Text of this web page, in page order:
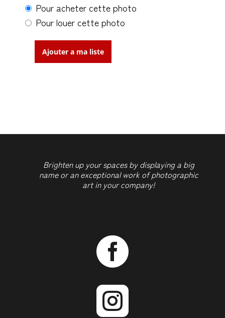
Pour acheter cette photo
Pour louer cette photo
quantitéAjouter a ma liste
Brighten up your spaces by displaying a big
name or an exceptional work of photographic
art in your company!

